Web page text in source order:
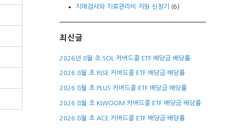
치매검사와 치료관리비 지원 신청기
(6)
최신글
2026년 8월 초 SOL 커버드콜 ETF 배당금 배당률
2026 8월 초 RISE 커버드콜 ETF 배당금 배당률
2026 8월 초 PLUS 커버드콜 ETF 배당금 배당률
2026 8월 초 KIWOOM 커버드콜 ETF 배당금 배당률
2026 8월 초 ACE 커버드콜 ETF 배당금 배당률